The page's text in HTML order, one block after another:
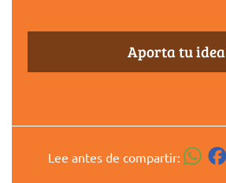
Aporta tu idea
Lee antes de compartir: